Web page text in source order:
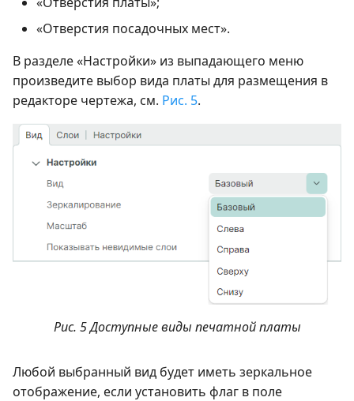
«Отверстия посадочных мест».
В разделе «Настройки» из выпадающего меню
произведите выбор вида платы для размещения в
редакторе чертежа, см. Рис. 5.
Рис. 5 Доступные виды печатной платы
Любой выбранный вид будет иметь зеркальное
отображение, если установить флаг в поле